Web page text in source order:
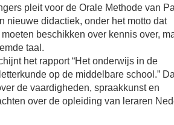
pleit voor de Orale Methode van
nieuwe didactiek, onder het motto dat
beschikken over kennis over,
taal.
het rapport “Het onderwijs in de
op de middelbare school.”
de vaardigheden, spraakkunst en
over de opleiding van leraren